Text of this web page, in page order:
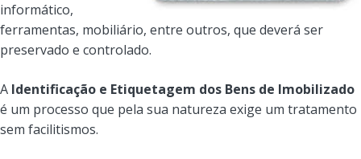
informático,
ferramentas, mobiliário, entre outros, que deverá ser
preservado e controlado.
A Identificação e Etiquetagem dos Bens de Imobilizado
é um processo que pela sua natureza exige um tratamento
sem facilitismos.